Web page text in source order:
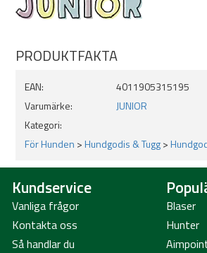
Analytiska beståndsdelar: Protein 17%, fett 5%,
och vatten 17%.
PRODUKTFAKTA
EAN:
4011905315195
Varumärke:
JUNIOR
Kategori:
För Hunden >Hundgodis & Tugg>
Kundservice
Vanliga frågor
Kontakta oss
Så handlar du
Blaser
Hunter